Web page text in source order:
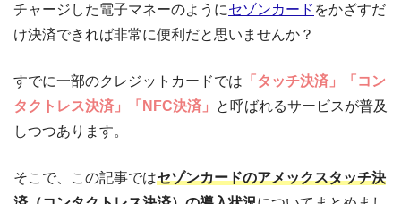
チャージした電子マネーのようにセゾンカード をかざすだ
け決済できれば非常に便利だと思いませんか？
すでに一部のクレジットカードでは 「タッチ決済」「コン
タクトレス決済」「NFC決済」
と呼ばれるサービスが普及
しつつあります。
そこで、この記事ではセゾンカードのアメックスタッチ決